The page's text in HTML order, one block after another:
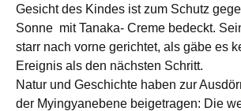
Gesicht des Kindes ist zum Schutz
Sonne mit Tanaka- Creme bedeckt.
starr nach vorne gerichtet, als gäbe es
Ereignis als den nächsten Schritt.
Natur und Geschichte haben zur
der Myingyanebene beigetragen: Die